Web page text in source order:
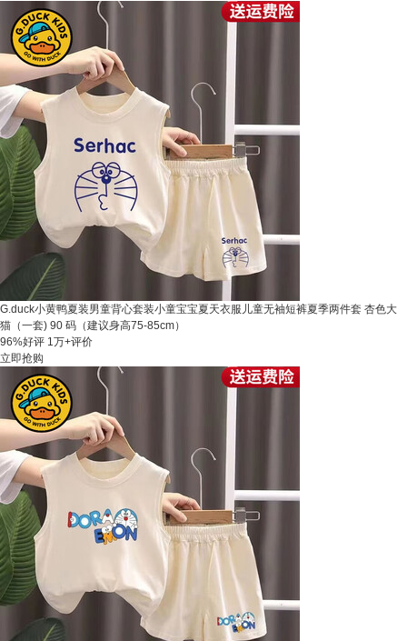
G.duck小黄鸭夏装男童背心套装小童宝宝夏天衣服儿童无袖短裤夏季两件套 杏色大
猫（一套) 90 码（建议身高75-85cm）
96%好评 1万+评价
立即抢购